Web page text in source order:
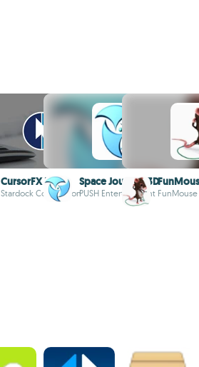
CursorFX Free
Stardock Corporation
Space Journey 3D
PUSH Entertainment FunMouse